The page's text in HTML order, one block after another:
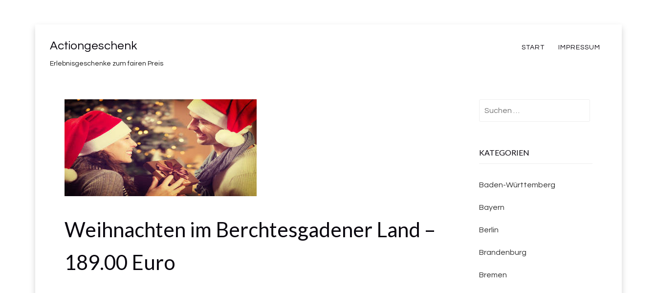
Actiongeschenk
Erlebnisgeschenke zum fairen Preis
START IMPRESSUM
Weihnachten im Berchtesgadener Land –
189.00 Euro
KATEGORIEN
Baden-Württemberg
Bayern
Berlin
Brandenburg
Bremen